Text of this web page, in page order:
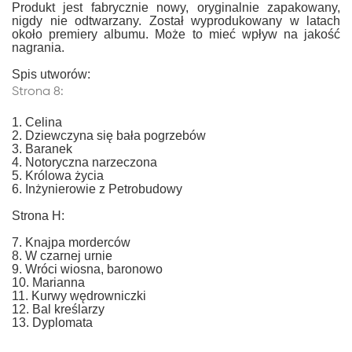
Produkt jest fabrycznie nowy, oryginalnie zapakowany,
nigdy nie odtwarzany. Został wyprodukowany w latach
około premiery albumu. Może to mieć wpływ na jakość
nagrania.
Spis utworów:
Strona 8:
1. Celina
2. Dziewczyna się bała pogrzebów
3. Baranek
4. Notoryczna narzeczona
5. Królowa życia
6. Inżynierowie z Petrobudowy
Strona H:
7. Knajpa morderców
8. W czarnej urnie
9. Wróci wiosna, baronowo
10. Marianna
11. Kurwy wędrowniczki
12. Bal kreślarzy
13. Dyplomata